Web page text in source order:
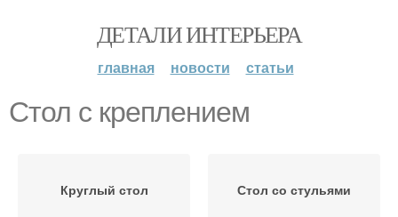
ДЕТАЛИ ИНТЕРЬЕРА
главная новости статьи
Стол с креплением
Круглый стол Стол со стульями